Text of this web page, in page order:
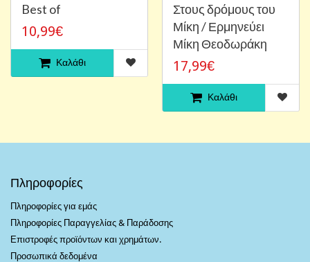
Best of
10,99€
Καλάθι
Στους δρόμους του
Μίκη / Ερμηνεύει
Μίκη Θεοδωράκη
17,99€
Καλάθι
Πληροφορίες
Πληροφορίες για εμάς
Πληροφορίες Παραγγελίας & Παράδοσης
Επιστροφές προϊόντων και χρημάτων.
Προσωπικά δεδομένα